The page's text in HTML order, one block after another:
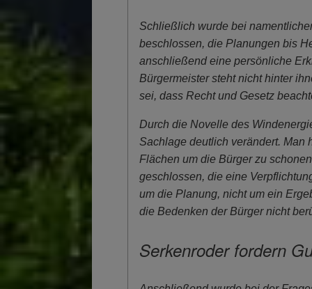
Schließlich wurde bei
beschlossen, die Planungen bis
anschließend eine persönliche
Bürgermeister steht nicht hinter
sei, dass Recht und Gesetz
Durch die Novelle des
Sachlage deutlich verändert. Man
Flächen um die Bürger zu
geschlossen, die eine
um die Planung, nicht um ein
die Bedenken der Bürger nicht
Serkenroder fordern